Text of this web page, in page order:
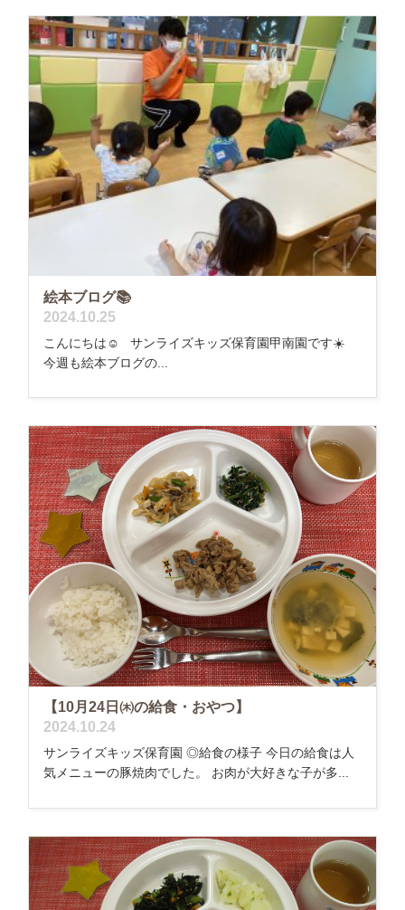
絵本ブログ📚
2024.10.25
こんにちは☺️ サンライズキッズ保育園甲南園です☀️
今週も絵本ブログの...
【10月24日㈭の給食・おやつ】
2024.10.24
サンライズキッズ保育園 ◎給食の様子 今日の給食は人
気メニューの豚焼肉でした。 お肉が大好きな子が多...